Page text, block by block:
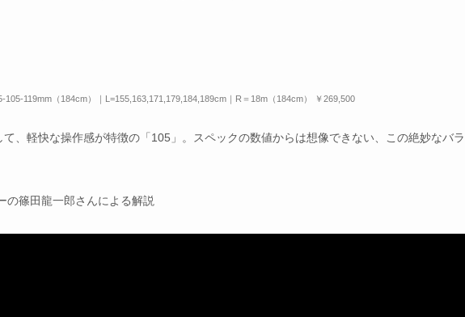
105-119mm（184cm）｜L=155,163,171,179,184,189cm｜R＝18m（184cm） ￥269,500
、軽快な操作感が特徴の「105」。スペックの数値からは想像できない、この絶妙なバ
篠田龍一郎さんによる解説